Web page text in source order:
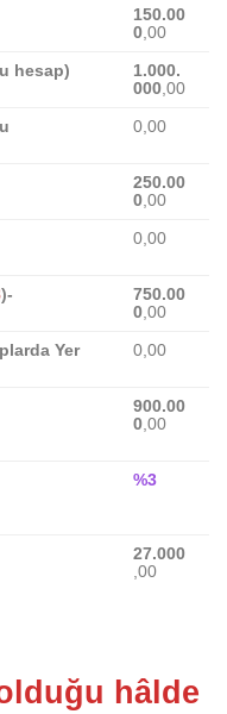
150.00
0,00
hesap)
1.000.
000,00
0,00
250.00
0,00
0,00
)-
750.00
0,00
Yer
0,00
900.00
0,00
%3
27.000
,00
hâlde